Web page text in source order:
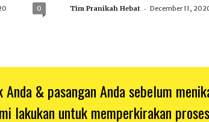
0 Tim Pranikah Hebat - December 11,
& pasangan Anda sebelum
lakukan untuk memperkirakan